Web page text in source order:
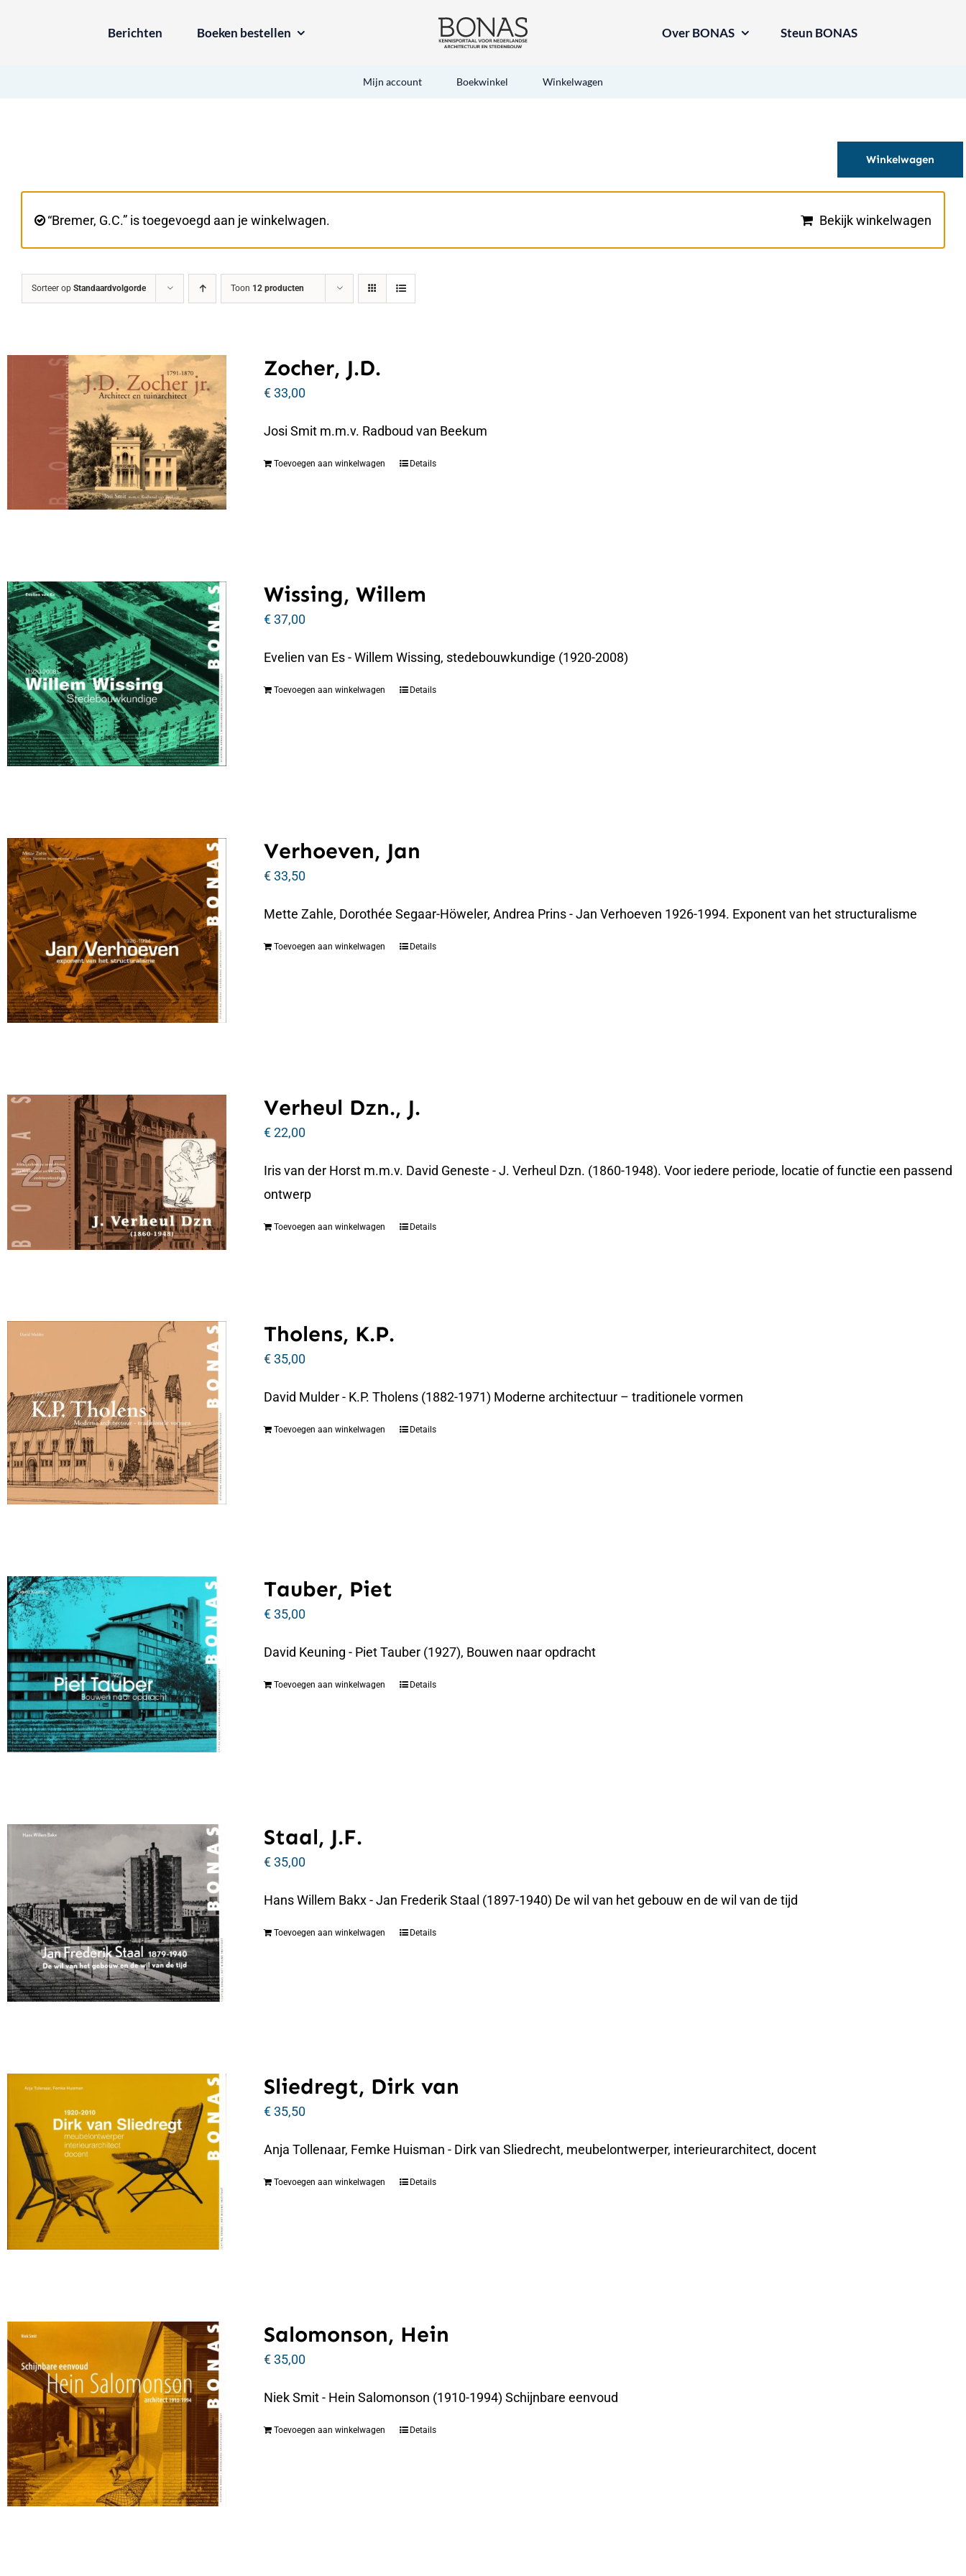
Berichten Boeken bestellen Over BONAS Steun BONAS
Mijn account Boekwinkel Winkelwagen
Winkelwagen
“Bremer, G.C.” is toegevoegd aan je winkelwagen. Bekijk winkelwagen
Sorteer op Standaardvolgorde Toon 12 producten
Zocher, J.D.
€33,00
Josi Smit m.m.v. Radboud van Beekum
Toevoegen aan winkelwagen Details
Wissing, Willem
€37,00
Evelien van Es - Willem Wissing, stedebouwkundige (1920-2008)
Toevoegen aan winkelwagen Details
Verhoeven, Jan
€33,50
Mette Zahle, Dorothée Segaar-Höweler, Andrea Prins - Jan Verhoeven 1926-1994. Exponent van het structuralisme
Toevoegen aan winkelwagen Details
Verheul Dzn., J.
€22,00
Iris van der Horst m.m.v. David Geneste - J. Verheul Dzn. (1860-1948). Voor iedere periode, locatie of functie een passend
ontwerp
Toevoegen aan winkelwagen Details
Tholens, K.P.
€35,00
David Mulder - K.P. Tholens (1882-1971) Moderne architectuur – traditionele vormen
Toevoegen aan winkelwagen Details
Tauber, Piet
€35,00
David Keuning - Piet Tauber (1927), Bouwen naar opdracht
Toevoegen aan winkelwagen Details
Staal, J.F.
€35,00
Hans Willem Bakx - Jan Frederik Staal (1897-1940) De wil van het gebouw en de wil van de tijd
Toevoegen aan winkelwagen Details
Sliedregt, Dirk van
€35,50
Anja Tollenaar, Femke Huisman - Dirk van Sliedrecht, meubelontwerper, interieurarchitect, docent
Toevoegen aan winkelwagen Details
Salomonson, Hein
€35,00
Niek Smit - Hein Salomonson (1910-1994) Schijnbare eenvoud
Toevoegen aan winkelwagen Details